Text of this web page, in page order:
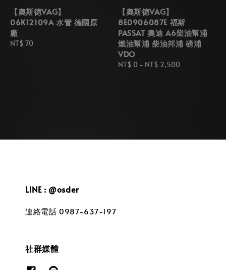
【奧斯德VAG】
06K12109A 水管 德國原
廠
Regular
NT$ 70
【奧斯德VAG】
8E0906087E 福斯
PASSAT 奧迪 A6柴油幫浦
燃油幫浦 柴油邦浦 磅浦
VDO
Regular
NT$ 0 - NT$ 2,500
LINE : @osder
連絡電話 0987-637-197
社群媒體